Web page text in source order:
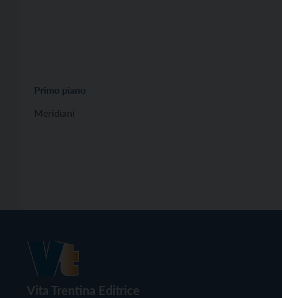
Primo piano
Meridiani
Vita Trentina Editrice